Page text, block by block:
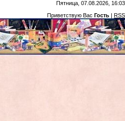
Пятница, 07.08.2026, 16:03
Приветствую Вас Гость | RSS